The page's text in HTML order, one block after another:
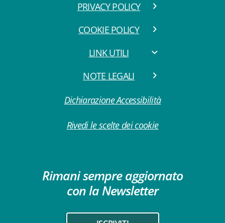
PRIVACY POLICY
COOKIE POLICY
LINK UTILI
NOTE LEGALI
Dichiarazione Accessibilità
Rivedi le scelte dei cookie
Rimani sempre aggiornato
con la Newsletter